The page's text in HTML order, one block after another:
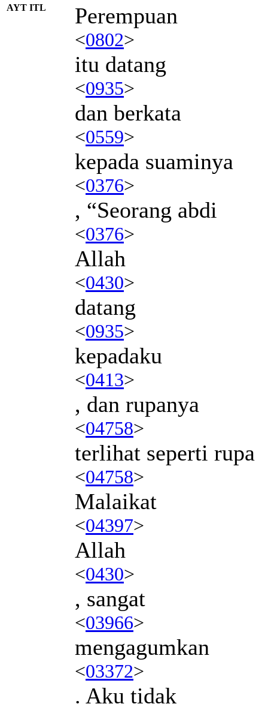
AYT ITL Perempuan
<0802>
itu datang
<0935>
dan berkata
<0559>
kepada suaminya
<0376>
, “Seorang abdi
<0376>
Allah
<0430>
datang
<0935>
kepadaku
<0413>
, dan rupanya
<04758>
terlihat seperti rupa
<04758>
Malaikat
<04397>
Allah
<0430>
, sangat
<03966>
mengagumkan
<03372>
. Aku tidak